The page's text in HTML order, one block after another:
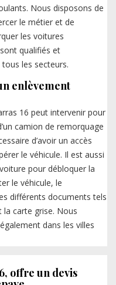
Nous disposons de
le métier et de
les voitures
qualifiés et
les secteurs.
enlèvement
16 peut intervenir pour
camion de remorquage
d’avoir un accès
le véhicule. Il est aussi
pour débloquer la
le véhicule, le
différents documents tels
la carte grise. Nous
dans les villes
offre un devis